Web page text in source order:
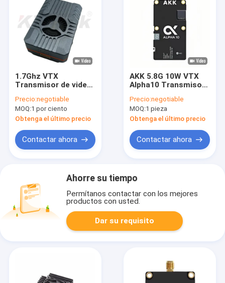
1.7Ghz VTX
Transmisor de video
soporte IRC Tramp
Video Link 4W RF
Power VTX
Precio:negotiable
MOQ:1 por ciento
Obtenga el último precio
Contactar ahora
AKK 5.8G 10W VTX
Alpha10 Transmisor
con Smart Audio con
80 CH Accesorios
para drones RC
Precio:negotiable
MOQ:1 pieza
Obtenga el último precio
Contactar ahora
Ahorre su tiempo
Permítanos contactar con los mejores
productos con usted.
Dar su requisito